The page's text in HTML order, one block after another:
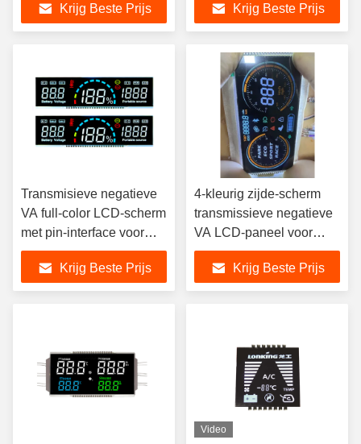
compliant,segment lcd
display,segment lcd
Krijg Beste Prijs
display, segment lcd
Krijg Beste Prijs
Transmisieve negatieve
VA full-color LCD-scherm
met pin-interface voor
energieopslag en
invertertoepassingen
Krijg Beste Prijs
4-kleurig zijde-scherm
transmissieve negatieve
VA LCD-paneel voor
automobiel displays
aanpasbare
parameters,segment lcd
Krijg Beste Prijs
Video